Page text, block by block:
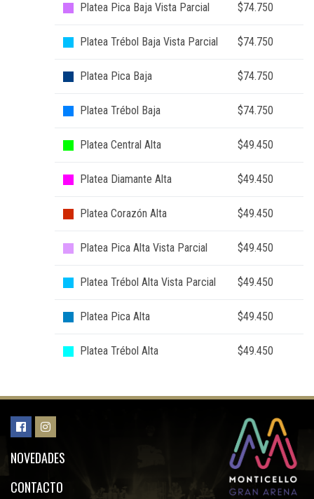
Platea Pica Baja Vista Parcial $74.750
Platea Trébol Baja Vista Parcial $74.750
Platea Pica Baja $74.750
Platea Trébol Baja $74.750
Platea Central Alta $49.450
Platea Diamante Alta $49.450
Platea Corazón Alta $49.450
Platea Pica Alta Vista Parcial $49.450
Platea Trébol Alta Vista Parcial $49.450
Platea Pica Alta $49.450
Platea Trébol Alta $49.450
NOVEDADES
CONTACTO